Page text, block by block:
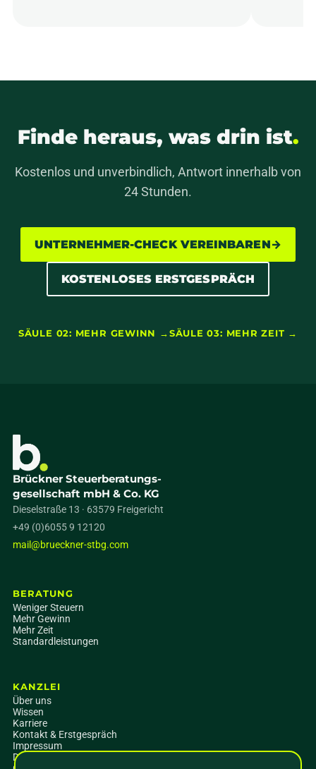
Finde heraus, was drin ist.
Kostenlos und unverbindlich, Antwort innerhalb von
24 Stunden.
UNTERNEHMER-CHECK VEREINBAREN→
KOSTENLOSES ERSTGESPRÄCH
SÄULE 02: MEHR GEWINN →SÄULE 03: MEHR ZEIT →
Brückner Steuerberatungs-
gesellschaft mbH & Co. KG
Dieselstraße 13 · 63579 Freigericht
+49 (0)6055 9 12120
mail@brueckner-stbg.com
BERATUNG
Weniger Steuern
Mehr Gewinn
Mehr Zeit
Standardleistungen
KANZLEI
Über uns
Wissen
Karriere
Kontakt & Erstgespräch
Impressum
Datenschutz